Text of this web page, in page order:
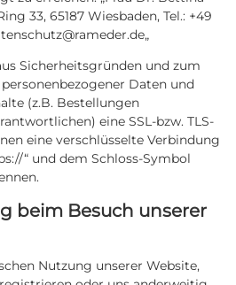
33, 65187 Wiesbaden, Tel.: +49
„
Sicherheitsgründen und zum
Daten und
(z.B. Bestellungen
eine SSL-bzw. TLS-
eine verschlüsselte Verbindung
“ und dem Schloss-Symbol
beim Besuch unserer
Nutzung unserer Website,